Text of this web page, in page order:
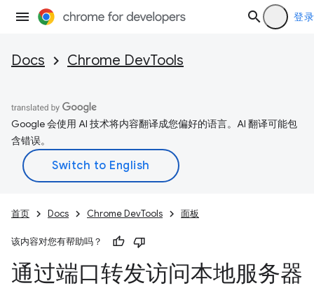
登录
Docs Chrome DevTools
Google 会使用 AI 技术将内容翻译成您偏好的语言。AI 翻译可能包
含错误。
首页 Docs Chrome DevTools 面板
该内容对您有帮助吗？
通过端口转发访问本地服务器